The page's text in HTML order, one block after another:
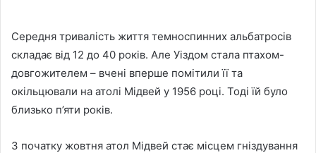
Середня тривалість життя темноспинних альбатросів
складає від 12 до 40 років. Але Уіздом стала птахом-
довгожителем – вчені вперше помітили її та
окільцювали на атолі Мідвей у 1956 році. Тоді їй було
близько п’яти років.
З початку жовтня атол Мідвей стає місцем гніздування